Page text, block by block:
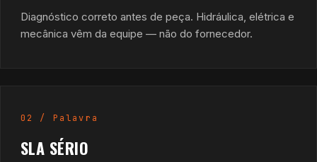
Diagnóstico correto antes de peça. Hidráulica, elétrica e
mecânica vêm da equipe — não do fornecedor.
02 / Palavra
SLA SÉRIO